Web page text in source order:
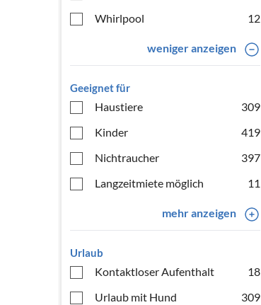
Whirlpool
12
weniger anzeigen
Geeignet für
Haustiere
309
Kinder
419
Nichtraucher
397
Langzeitmiete möglich
11
mehr anzeigen
Urlaub
Kontaktloser Aufenthalt
18
Urlaub mit Hund
309